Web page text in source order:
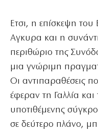
Ετσι, η επίσκεψη
Αγκυρα και η
περιθώριο της
μια γνώριμη
Οι αντιπαραθέσεις
έφεραν τη Γαλλία
υποτιθέμενης
σε δεύτερο πλάνο,